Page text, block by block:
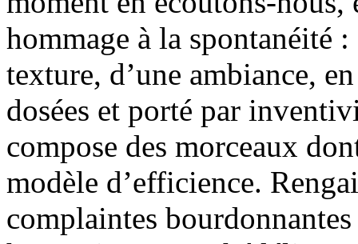
hommage à la spontanéité
texture, d’une ambiance,
dosées et porté par
compose des morceaux
modèle d’efficience.
complaintes